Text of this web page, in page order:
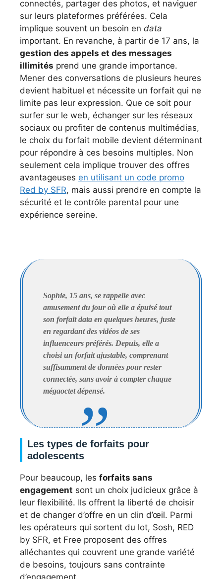
connectés, partager des photos, et naviguer
sur leurs plateformes préférées. Cela
implique souvent un besoin en data
important. En revanche, à partir de 17 ans, la
gestion des appels et des messages
illimités prend une grande importance.
Mener des conversations de plusieurs heures
devient habituel et nécessite un forfait qui ne
limite pas leur expression. Que ce soit pour
surfer sur le web, échanger sur les réseaux
sociaux ou profiter de contenus multimédias,
le choix du forfait mobile devient déterminant
pour répondre à ces besoins multiples. Non
seulement cela implique trouver des offres
avantageuses en utilisant un code promo
Red by SFR, mais aussi prendre en compte la
sécurité et le contrôle parental pour une
expérience sereine.
Sophie, 15 ans, se rappelle avec
amusement du jour où elle a épuisé tout
son forfait data en quelques heures, juste
en regardant des vidéos de ses
influenceurs préférés. Depuis, elle a
choisi un forfait ajustable, comprenant
suffisamment de données pour rester
connectée, sans avoir à compter chaque
mégaoctet dépensé.
Les types de forfaits pour
adolescents
Pour beaucoup, les forfaits sans
engagement sont un choix judicieux grâce à
leur flexibilité. Ils offrent la liberté de choisir
et de changer d’offre en un clin d’œil. Parmi
les opérateurs qui sortent du lot, Sosh, RED
by SFR, et Free proposent des offres
alléchantes qui couvrent une grande variété
de besoins, toujours sans contrainte
d’engagement.